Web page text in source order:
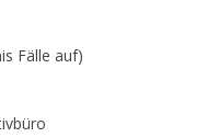
Fälle auf)